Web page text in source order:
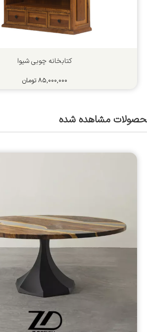
کتابخانه چوبی شیوا
۸۵,۰۰۰,۰۰۰ تومان
مشاهده شده